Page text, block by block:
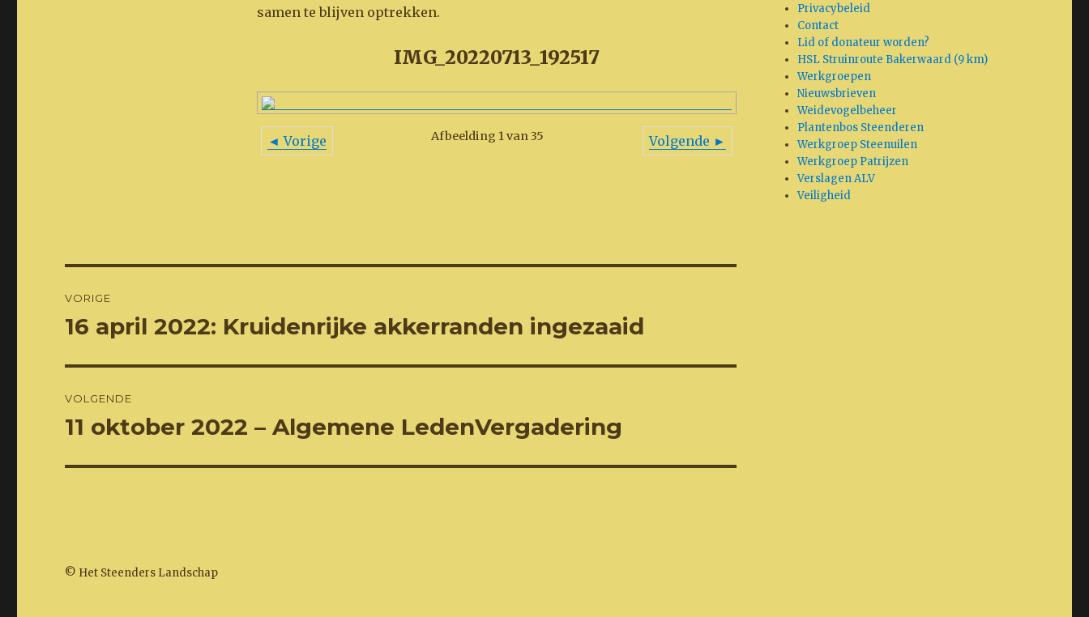
samen te blijven optrekken.
IMG_20220713_192517
◄ Vorige Volgende ►
Afbeelding 1 van 35
navigatie
VORIGE
Vorig
16 april 2022: Kruidenrijke akkerranden ingezaaid
VOLGENDE
Volgend
11 oktober 2022 – Algemene LedenVergadering
Privacybeleid
Contact
Lid of donateur worden?
HSL Struinroute Bakerwaard (9 km)
Werkgroepen
Nieuwsbrieven
Weidevogelbeheer
Plantenbos Steenderen
Werkgroep Steenuilen
Werkgroep Patrijzen
Verslagen ALV
Veiligheid
© Het Steenders Landschap